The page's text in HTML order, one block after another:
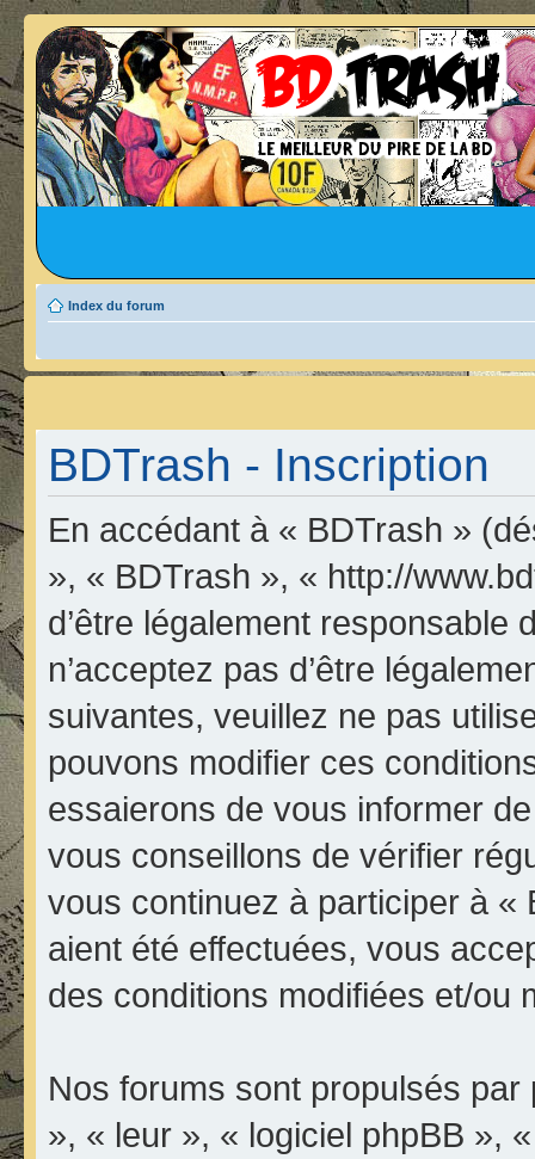
Index du forum
BDTrash - Inscription
En accédant à « BDTrash »
», « BDTrash », « http://
d’être légalement
n’acceptez pas d’être
suivantes, veuillez ne pas
pouvons modifier ces
essaierons de vous informer
vous conseillons de vérifier
vous continuez à participer à «
aient été effectuées, vous
des conditions modifiées et/ou
Nos forums sont propulsés
», « leur », « logiciel phpBB »,